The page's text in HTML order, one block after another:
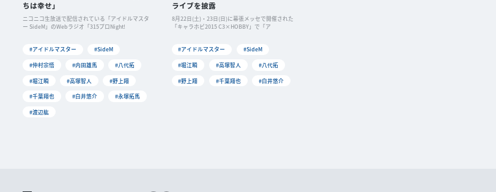
ちは幸せ」
ニコニコ生放送で配信されている「アイドルマスタ
ー SideM」のWebラジオ「315プロNight!
#アイドルマスター
#SideM
#仲村宗悟
#内田雄馬
#八代拓
#堀江瞬
#高塚智人
#野上翔
#千葉翔也
#白井悠介
#永塚拓馬
#渡辺紘
ライブを披露
8月22日(土)・23日(日)に幕張メッセで開催された
「キャラホビ2015 C3×HOBBY」で「ア
#アイドルマスター
#SideM
#堀江瞬
#高塚智人
#八代拓
#野上翔
#千葉翔也 #白井悠介